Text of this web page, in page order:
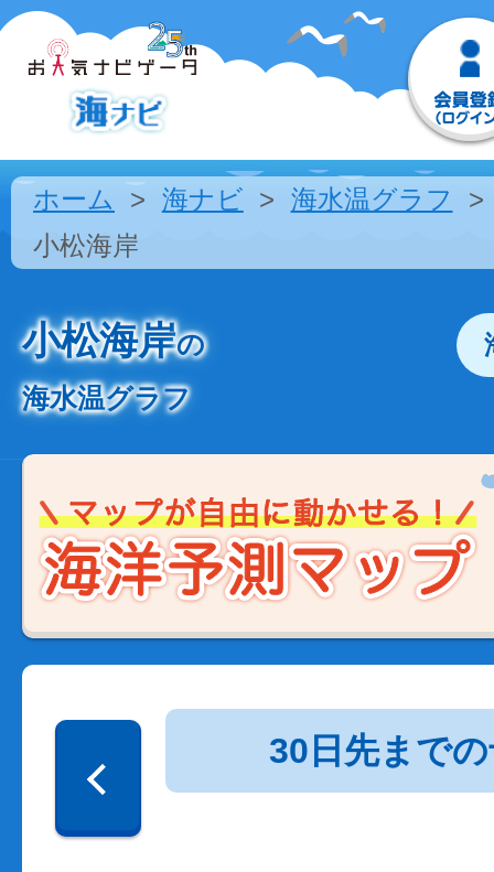
ホーム 海ナビ
海水温グラフ
小松海岸
小松海岸の
海水温グラフ
30日先まで